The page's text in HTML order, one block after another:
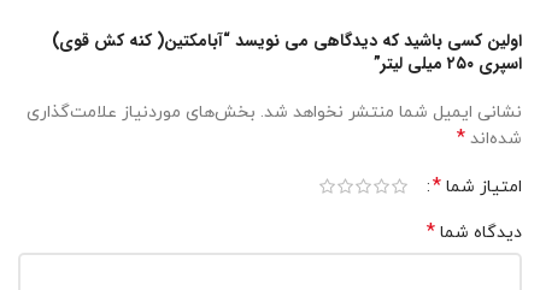
اولین کسی باشید که دیدگاهی می نویسد “آبامکتین( کنه کش قوی)
اسپری ۲۵۰ میلی لیتر”
نشانی ایمیل شما منتشر نخواهد شد. بخش‌های موردنیاز علامت‌گذاری
شده‌اند *
امتیاز شما *
دیدگاه شما *